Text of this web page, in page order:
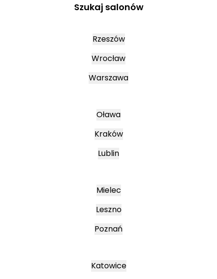
Szukaj salonów
Rzeszów
Wrocław
Warszawa
Oława
Kraków
Lublin
Mielec
Leszno
Poznań
Katowice